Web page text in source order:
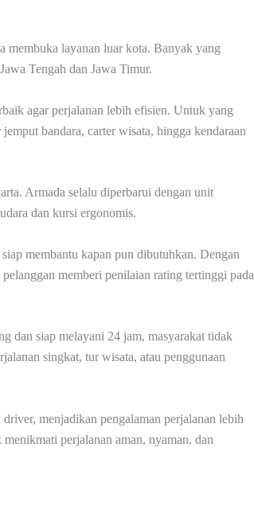
membuka layanan luar kota. Banyak yang
Tengah dan Jawa Timur.
agar perjalanan lebih efisien. Untuk yang
bandara, carter wisata, hingga kendaraan
Armada selalu diperbarui dengan unit
dan kursi ergonomis.
membantu kapan pun dibutuhkan. Dengan
memberi penilaian rating tertinggi pada
dan siap melayani 24 jam, masyarakat tidak
singkat, tur wisata, atau penggunaan
menjadikan pengalaman perjalanan lebih
perjalanan aman, nyaman, dan